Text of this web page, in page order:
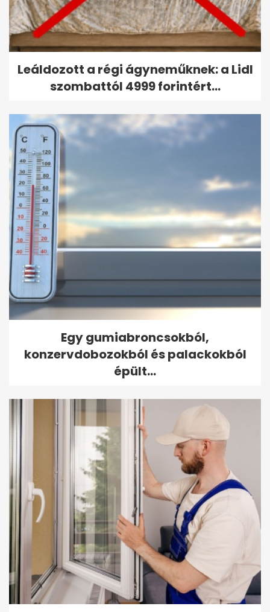
Leáldozott a régi ágyneműknek: a Lidl
szombattól 4999 forintért...
Egy gumiabroncsokból,
konzervdobozokból és palackokból
épült...